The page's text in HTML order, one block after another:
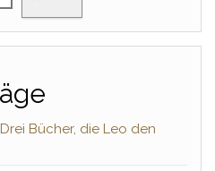
Bücher, die Leo den